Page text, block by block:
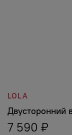
LOLA
Двусторонний
7 590 ₽